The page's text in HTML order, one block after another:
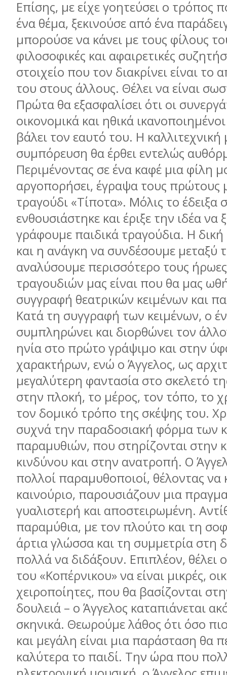
Επίσης, µε είχε γοητεύσει ο τρόπος
ένα θέµα, ξεκινούσε από ένα
µπορούσε να κάνει µε τους φίλους
φιλοσοφικές και αφαιρετικές
στοιχείο που τον διακρίνει είναι το
του στους άλλους. Θέλει να είναι
Πρώτα θα εξασφαλίσει ότι οι
οικονοµικά και ηθικά
βάλει τον εαυτό του. Η καλλιτεχνική
συµπόρευση θα έρθει εντελώς
Περιµένοντας σε ένα καφέ µια φίλη
αργοπορήσει, έγραψα τους πρώτους
τραγούδι «Τίποτα». Μόλις το έδειξα
ενθουσιάστηκε και έριξε την ιδέα να
γράφουµε παιδικά τραγούδια. Η
και η ανάγκη να συνδέσουµε µεταξύ
αναλύσουµε περισσότερο τους
τραγουδιών µας είναι που θα µας
συγγραφή θεατρικών κειµένων και
Κατά τη συγγραφή των κειµένων, ο
συµπληρώνει και διορθώνει τον
ηνία στο πρώτο γράψιµο και στην
χαρακτήρων, ενώ ο Άγγελος, ως
µεγαλύτερη φαντασία στο σκελετό
στην πλοκή, το µέρος, τον τόπο, το
τον δοµικό τρόπο της σκέψης του.
συχνά την παραδοσιακή φόρµα των
παραµυθιών, που στηρίζονται στην
κινδύνου και στην ανατροπή. Ο
πολλοί παραµυθοποιοί, θέλοντας να
καινούριο, παρουσιάζουν µια
γυαλιστερή και αποστειρωµένη.
παραµύθια, µε τον πλούτο και τη
άρτια γλώσσα και τη συµµετρία στη
πολλά να διδάξουν. Επιπλέον, θέλει
του «Κοπέρνικου» να είναι µικρές,
χειροποίητες, που θα βασίζονται
δουλειά – ο Άγγελος καταπιάνεται
σκηνικά. Θεωρούµε λάθος ότι όσο
και µεγάλη είναι µια παράσταση θα
καλύτερα το παιδί. Την ώρα που